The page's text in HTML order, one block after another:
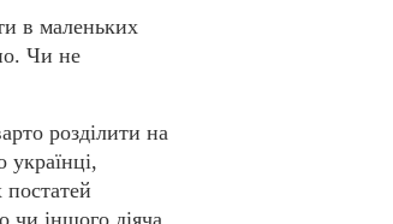
в маленьких
Чи не
розділити на
чи іншого діяча